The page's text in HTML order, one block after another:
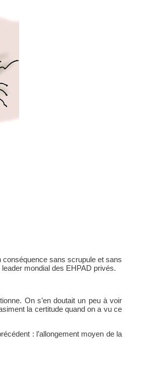
conséquence sans scrupule et sans
mondial des EHPAD privés.
On s’en doutait un peu à voir
la certitude quand on a vu ce
: l’allongement moyen de la